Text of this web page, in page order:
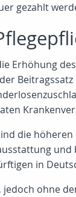
gezahlt
Erhöhung
die
in
jedoch ohne